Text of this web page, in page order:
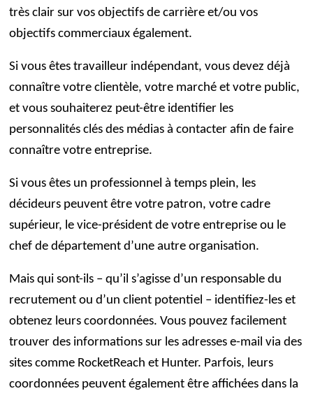
très clair sur vos objectifs de carrière et/ou vos
objectifs commerciaux également.
Si vous êtes travailleur indépendant, vous devez déjà
connaître votre clientèle, votre marché et votre public,
et vous souhaiterez peut-être identifier les
personnalités clés des médias à contacter afin de faire
connaître votre entreprise.
Si vous êtes un professionnel à temps plein, les
décideurs peuvent être votre patron, votre cadre
supérieur, le vice-président de votre entreprise ou le
chef de département d’une autre organisation.
Mais qui sont-ils – qu’il s’agisse d’un responsable du
recrutement ou d’un client potentiel – identifiez-les et
obtenez leurs coordonnées. Vous pouvez facilement
trouver des informations sur les adresses e-mail via des
sites comme RocketReach et Hunter. Parfois, leurs
coordonnées peuvent également être affichées dans la